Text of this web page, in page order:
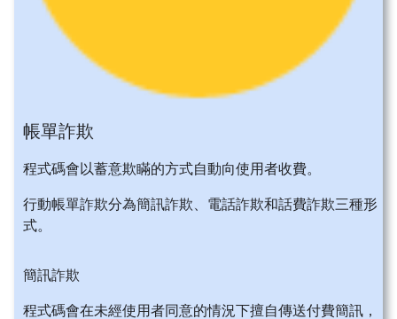
帳單詐欺
程式碼會以蓄意欺瞞的方式自動向使用者收費。
行動帳單詐欺分為簡訊詐欺、電話詐欺和話費詐欺三種形
式。
簡訊詐欺
程式碼會在未經使用者同意的情況下擅自傳送付費簡訊，